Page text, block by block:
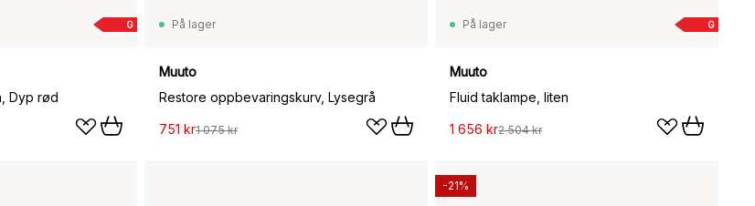
G
Dyp rød
På lager
Muuto
Restore oppbevaringskurv, Lysegrå
751 kr1 075 kr
G
På lager
Muuto
Fluid taklampe, liten
1 656 kr2 504 kr
-21%